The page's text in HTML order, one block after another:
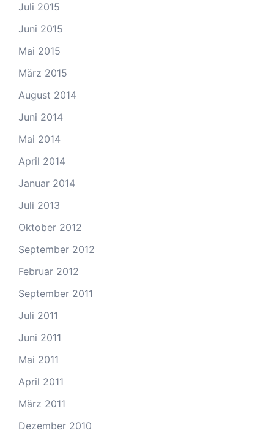
Juli 2015
Juni 2015
Mai 2015
März 2015
August 2014
Juni 2014
Mai 2014
April 2014
Januar 2014
Juli 2013
Oktober 2012
September 2012
Februar 2012
September 2011
Juli 2011
Juni 2011
Mai 2011
April 2011
März 2011
Dezember 2010